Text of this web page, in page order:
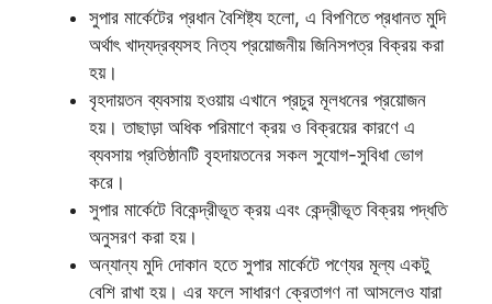
সুপার মার্কেটের প্রধান বৈশিষ্ট্য হলো, এ বিপণিতে প্রধানত মুদি
অর্থাৎ খাদ্যদ্রব্যসহ নিত্য প্রয়োজনীয় জিনিসপত্র বিক্রয় করা
হয়।
বৃহদায়তন ব্যবসায় হওয়ায় এখানে প্রচুর মূলধনের প্রয়োজন
হয়। তাছাড়া অধিক পরিমাণে ক্রয় ও বিক্রয়ের কারণে এ
ব্যবসায় প্রতিষ্ঠানটি বৃহদায়তনের সকল সুযোগ-সুবিধা ভোগ
করে।
সুপার মার্কেটে বিকেন্দ্রীভূত ক্রয় এবং কেন্দ্রীভূত বিক্রয় পদ্ধতি
অনুসরণ করা হয়।
অন্যান্য মুদি দোকান হতে সুপার মার্কেটে পণ্যের মূল্য একটু
বেশি রাখা হয়। এর ফলে সাধারণ ক্রেতাগণ না আসলেও যারা